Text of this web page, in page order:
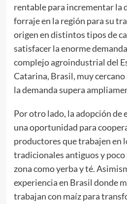
rentable para incrementar la
forraje en la región para su
origen en distintos tipos de
satisfacer la enorme
complejo agroindustrial del
Catarina, Brasil, muy
la demanda supera
Por otro lado, la adopción de
una oportunidad para
productores que trabajen en
tradicionales antiguos y
zona como yerba y té.
experiencia en Brasil donde
trabajan con maíz para